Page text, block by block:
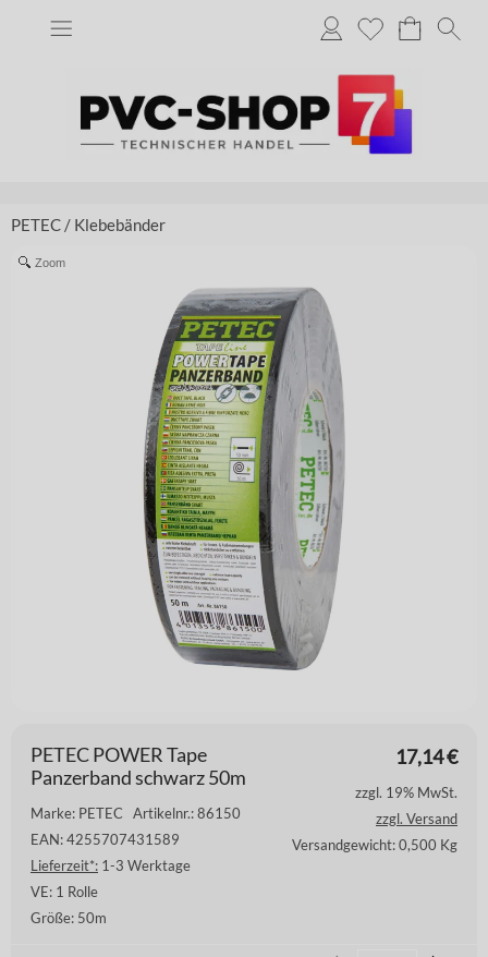
PETEC / Klebebänder
Zoom
17,14€
PETEC POWER Tape
Panzerband schwarz 50m
Marke: PETEC Artikelnr.: 86150
EAN: 4255707431589
Lieferzeit*: 1-3 Werktage
VE: 1 Rolle
Größe: 50m
zzgl. 19% MwSt.
zzgl. Versand
Versandgewicht: 0,500 Kg